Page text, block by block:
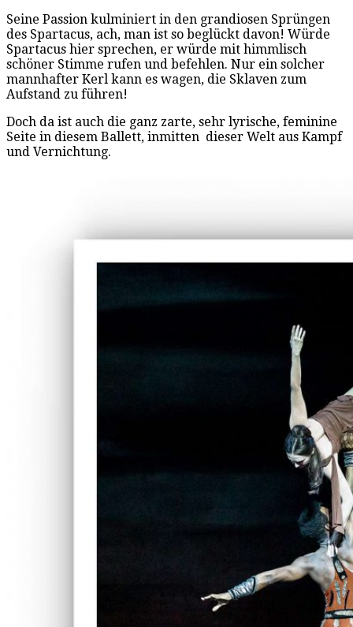
Seine Passion kulminiert in den grandiosen Sprüngen
des Spartacus, ach, man ist so beglückt davon! Würde
Spartacus hier sprechen, er würde mit himmlisch
schöner Stimme rufen und befehlen. Nur ein solcher
mannhafter Kerl kann es wagen, die Sklaven zum
Aufstand zu führen!
Doch da ist auch die ganz zarte, sehr lyrische, feminine
Seite in diesem Ballett, inmitten dieser Welt aus Kampf
und Vernichtung.